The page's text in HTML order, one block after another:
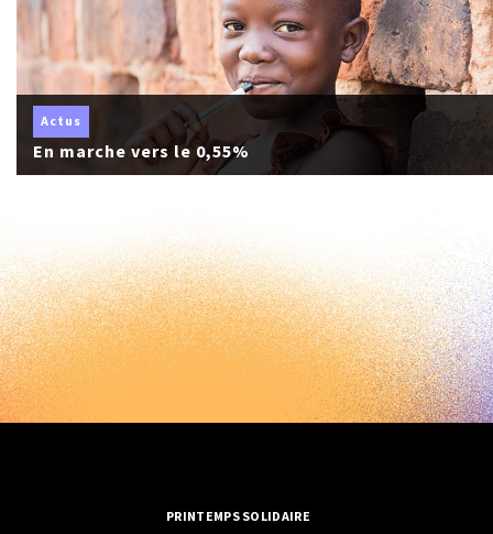
Actus
En marche vers le 0,55%
PRINTEMPS SOLIDAIRE